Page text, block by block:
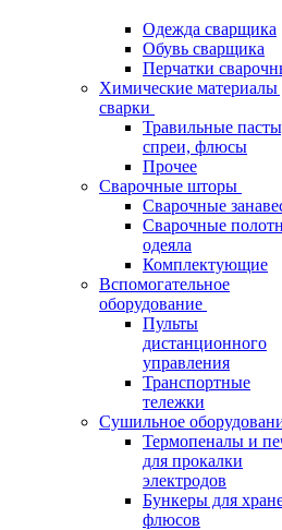
Одежда сварщика
Обувь сварщика
Перчатки
Химические материалы
сварки
Травильные
спреи, флюсы
Прочее
Сварочные шторы
Сварочные
Сварочные
одеяла
Комплектующие
Вспомогательное
оборудование
Пульты
дистанционного
управления
Транспортные
тележки
Сушильное
Термопеналы и
для прокалки
электродов
Бункеры для
флюсов